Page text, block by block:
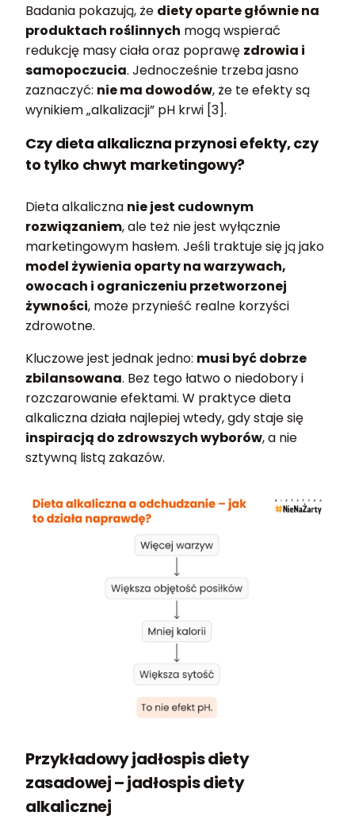
Badania pokazują, że diety oparte głównie na
produktach roślinnych mogą wspierać
redukcję masy ciała oraz poprawę zdrowia i
samopoczucia. Jednocześnie trzeba jasno
zaznaczyć: nie ma dowodów, że te efekty są
wynikiem „alkalizacji” pH krwi [3].
Czy dieta alkaliczna przynosi efekty, czy
to tylko chwyt marketingowy?
Dieta alkaliczna nie jest cudownym
rozwiązaniem, ale też nie jest wyłącznie
marketingowym hasłem. Jeśli traktuje się ją jako
model żywienia oparty na warzywach,
owocach i ograniczeniu przetworzonej
żywności, może przynieść realne korzyści
zdrowotne.
Kluczowe jest jednak jedno: musi być dobrze
zbilansowana. Bez tego łatwo o niedobory i
rozczarowanie efektami. W praktyce dieta
alkaliczna działa najlepiej wtedy, gdy staje się
inspiracją do zdrowszych wyborów, a nie
sztywną listą zakazów.
Przykładowy jadłospis diety
zasadowej – jadłospis diety
alkalicznej